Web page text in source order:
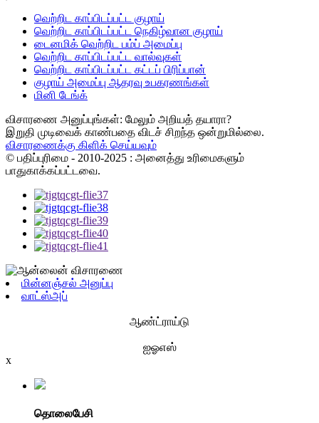
வெற்றிட காப்பிடப்பட்ட குழாய்
வெற்றிட காப்பிடப்பட்ட நெகிழ்வான குழாய்
டைனமிக் வெற்றிட பம்ப் அமைப்பு
வெற்றிட காப்பிடப்பட்ட வால்வுகள்
வெற்றிட காப்பிடப்பட்ட கட்டப் பிரிப்பான்
குழாய் அமைப்பு ஆதரவு உபகரணங்கள்
மினி டேங்க்
விசாரணை அனுப்புங்கள்: மேலும் அறியத் தயாரா?
இறுதி முடிவைக் காண்பதை விடச் சிறந்த ஒன்றுமில்லை.
விசாரணைக்கு கிளிக் செய்யவும்
© பதிப்புரிமை - 2010-2025 : அனைத்து உரிமைகளும்
பாதுகாக்கப்பட்டவை.
மின்னஞ்சல் அனுப்பு
வாட்ஸ்அப்
ஆண்ட்ராய்டு
ஐஓஎஸ்
x
தொலைபேசி